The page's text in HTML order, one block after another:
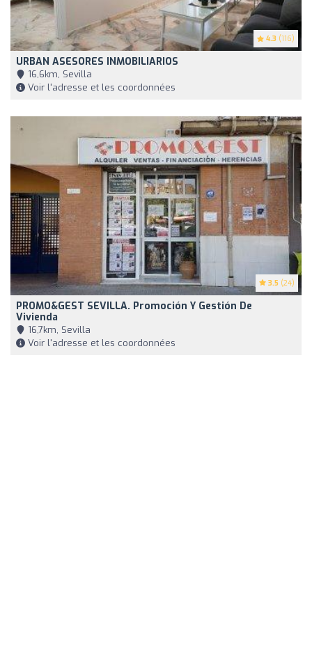
4.3 (116)
URBAN ASESORES INMOBILIARIOS
16,6km, Sevilla
Voir l'adresse et les coordonnées
3.5 (24)
PROMO&GEST SEVILLA. Promoción Y Gestión De
Vivienda
16,7km, Sevilla
Voir l'adresse et les coordonnées